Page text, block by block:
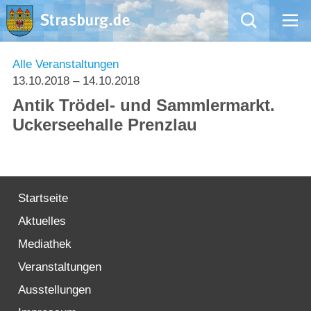
Mängelmeldung
Rathaus
Wirtschaft
Alle Veranstaltungen
13.10.2018 – 14.10.2018
Antik Trödel- und Sammlermarkt.
Uckerseehalle Prenzlau
Startseite
Aktuelles
Mediathek
Veranstaltungen
Ausstellungen